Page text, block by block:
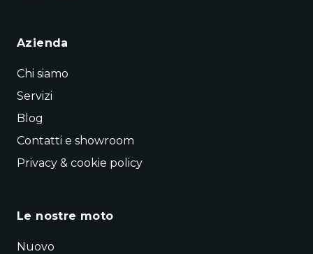
Azienda
Chi siamo
Servizi
Blog
Contatti e showroom
Privacy & cookie policy
Le nostre moto
Nuovo